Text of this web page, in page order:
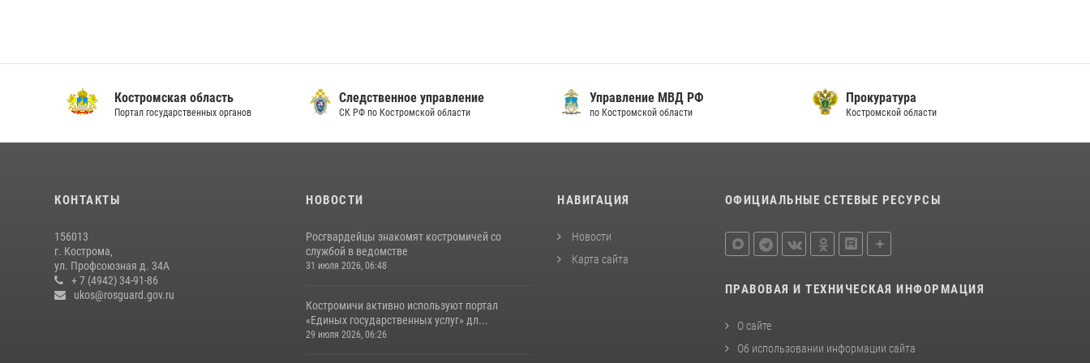
Приглашаем молодежь Костромской области
09 июля 2026, 05:58
Костромская область
Портал государственных органов
Следственное управление
СК РФ по Костромской области
Управление МВД РФ
по Костромской области
Прокуратура
Костромской области
КОНТАКТЫ
156013
г. Кострома,
ул. Профсоюзная д. 34А
+ 7 (4942) 34-91-86
ukos@rosguard.gov.ru
НОВОСТИ
Росгвардейцы знакомят костромичей со
службой в ведомстве
31 июля 2026, 06:48
Костромичи активно используют портал
«Единых государственных услуг» дл...
29 июля 2026, 06:26
НАВИГАЦИЯ
Новости
Карта сайта
ОФИЦИАЛЬНЫЕ СЕТЕВЫЕ РЕСУРСЫ
ПРАВОВАЯ И ТЕХНИЧЕСКАЯ ИНФОРМАЦИЯ
О сайте
Об использовании информации сайта